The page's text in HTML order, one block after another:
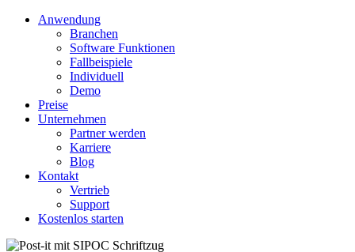
Anwendung
Branchen
Software Funktionen
Fallbeispiele
Individuell
Demo
Preise
Unternehmen
Partner werden
Karriere
Blog
Kontakt
Vertrieb
Support
Kostenlos starten